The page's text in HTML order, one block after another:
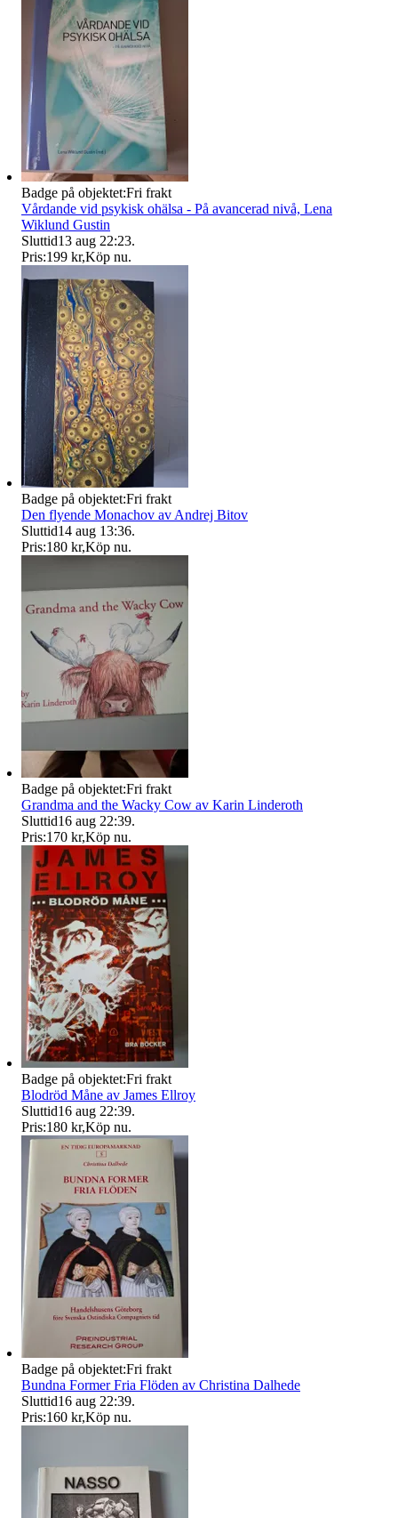
Badge på objektet:Fri frakt
Vårdande vid psykisk ohälsa - På avancerad nivå, Lena
Wiklund Gustin
Sluttid13 aug 22:23.
Pris:199 kr,Köp nu.
Badge på objektet:Fri frakt
Den flyende Monachov av Andrej Bitov
Sluttid14 aug 13:36.
Pris:180 kr,Köp nu.
Badge på objektet:Fri frakt
Grandma and the Wacky Cow av Karin Linderoth
Sluttid16 aug 22:39.
Pris:170 kr,Köp nu.
Badge på objektet:Fri frakt
Blodröd Måne av James Ellroy
Sluttid16 aug 22:39.
Pris:180 kr,Köp nu.
Badge på objektet:Fri frakt
Bundna Former Fria Flöden av Christina Dalhede
Sluttid16 aug 22:39.
Pris:160 kr,Köp nu.